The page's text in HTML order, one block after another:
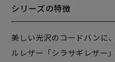
シリーズの特徴
美しい光沢のコードバンに
ルレザー「シラサギレザー